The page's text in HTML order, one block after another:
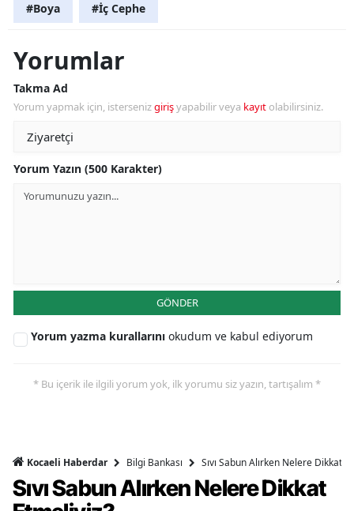
#Boya #İç Cephe
Yorumlar
Takma Ad
Yorum yapmak için, istersenizgirişyapabilir veya kayıt olabilirsiniz.
Yorum Yazın (500 Karakter)
GÖNDER
Yorum yazma kurallarını okudum ve kabul ediyorum
* Bu içerik ile ilgili yorum yok, ilk yorumu siz yazın, tartışalım *
Kocaeli Haberdar Bilgi Bankası Sıvı Sabun Alırken Nelere Dikkat
Sıvı Sabun Alırken Nelere Dikkat